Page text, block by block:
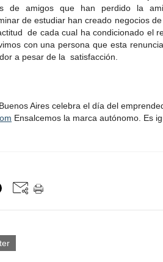
de amigos que han perdido la
de estudiar han creado negocios
de cada cual ha condicionado el
con una persona que esta
a pesar de la satisfacción.
Buenos Aires celebra el día del
Ensalcemos la marca autónomo. Es